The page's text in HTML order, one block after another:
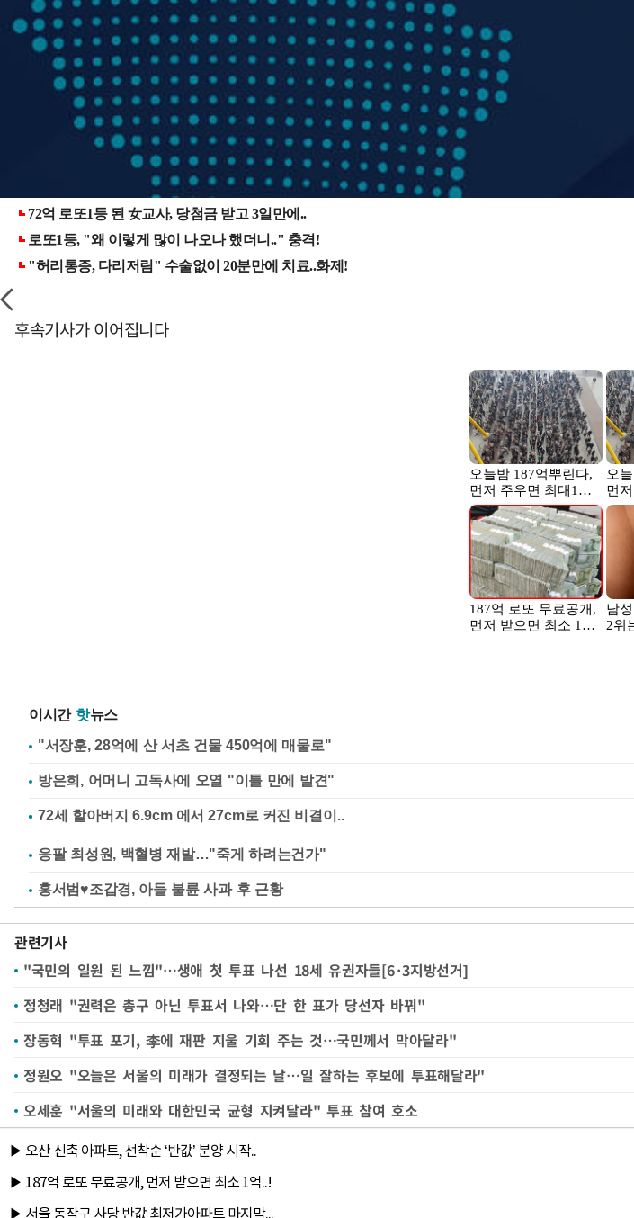
후속기사가 이어집니다
이시간 핫뉴스
"서장훈, 28억에 산 서초 건물 450억에 매물로"
방은희, 어머니 고독사에 오열 "이틀 만에 발견"
응팔 최성원, 백혈병 재발…"죽게 하려는건가"
홍서범♥조갑경, 아들 불륜 사과 후 근황
관련기사
"국민의 일원 된 느낌"…생애 첫 투표 나선 18세 유권자들[6·3지방선거]
정청래 "권력은 총구 아닌 투표서 나와…단 한 표가 당선자 바꿔"
장동혁 "투표 포기, 李에 재판 지울 기회 주는 것…국민께서 막아달라"
정원오 "오늘은 서울의 미래가 결정되는 날…일 잘하는 후보에 투표해달라"
오세훈 "서울의 미래와 대한민국 균형 지켜달라" 투표 참여 호소